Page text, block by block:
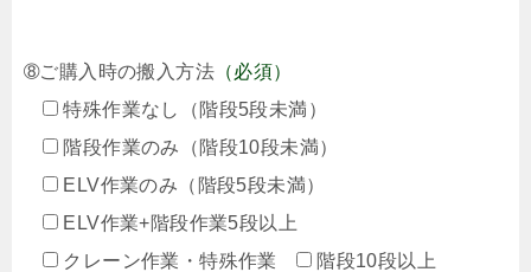
➇ご購入時の搬入方法 （必須）
特殊作業なし（階段5段未満）
階段作業のみ（階段10段未満）
ELV作業のみ（階段5段未満）
ELV作業+階段作業5段以上
クレーン作業・特殊作業
階段10段以上